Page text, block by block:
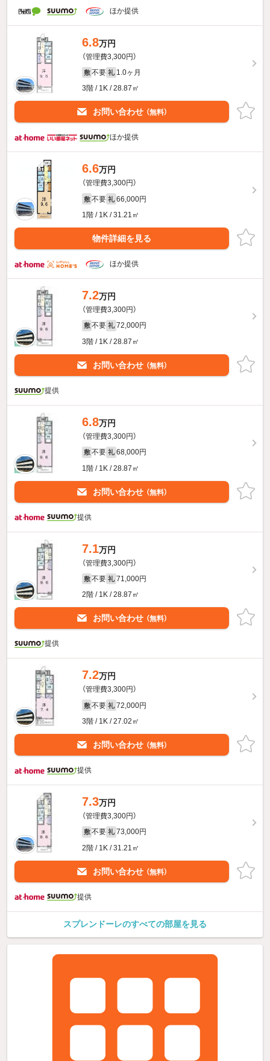
ほか提供
6.8万円
（管理費3,300円）
敷 不要 礼 1.0ヶ月
3階 / 1K / 28.87㎡
お問い合わせ （無料）
ほか提供
6.6万円
（管理費3,300円）
敷 不要 礼 66,000円
1階 / 1K / 31.21㎡
物件詳細を見る
ほか提供
7.2万円
（管理費3,300円）
敷 不要 礼 72,000円
3階 / 1K / 28.87㎡
お問い合わせ （無料）
提供
6.8万円
（管理費3,300円）
敷 不要 礼 68,000円
1階 / 1K / 28.87㎡
お問い合わせ （無料）
提供
7.1万円
（管理費3,300円）
敷 不要 礼 71,000円
2階 / 1K / 28.87㎡
お問い合わせ （無料）
提供
7.2万円
（管理費3,300円）
敷 不要 礼 72,000円
3階 / 1K / 27.02㎡
お問い合わせ （無料）
提供
7.3万円
（管理費3,300円）
敷 不要 礼 73,000円
2階 / 1K / 31.21㎡
お問い合わせ （無料）
提供
スプレンドーレのすべての部屋を見る